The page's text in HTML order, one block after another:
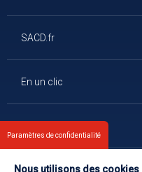
SACD.fr
En un clic
Paramètres de confidentialité
Nous utilisons des